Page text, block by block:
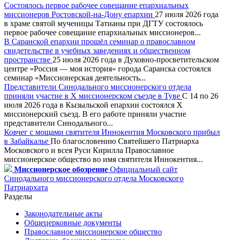
Состоялось первое рабочее совещание епархиальных
миссионеров Ростовской-на-Дону епархии 27 июля 2026 года
в храме святой мученицы Татианы при ДГТУ состоялось
первое рабочее совещание епархиальных миссионеров...
В Саранской епархии прошёл семинар о православном
свидетельстве в учебных заведениях и общественном
пространстве 25 июля 2026 года в Духовно-просветительском
центре «Россия — моя история» города Саранска состоялся
семинар «Миссионерская деятельность...
Представители Синодального миссионерского отдела
приняли участие в X миссионерском съезде в Туве С 14 по 26
июля 2026 года в Кызыльской епархии состоялся X
миссионерский съезд. В его работе приняли участие
представители Синодального...
Ковчег с мощами святителя Иннокентия Московского прибыл
в Забайкалье По благословению Святейшего Патриарха
Московского и всея Руси Кирилла Православное
миссионерское общество во имя святителя Иннокентия...
Миссионерское обозрение Официальный сайт
Синодального миссионерского отдела Московского
Патриархата
Разделы
Законодательные акты
Общецерковные документы
Православное миссионерское общество